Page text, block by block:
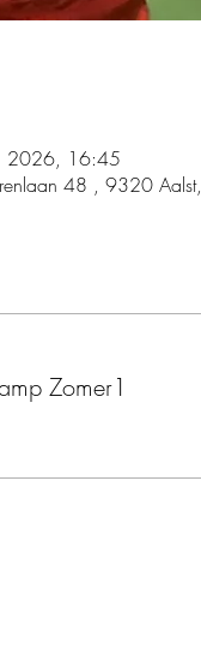
2026, 16:45
48 , 9320
Zomer1